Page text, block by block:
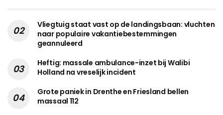
Vliegtuig staat vast op de landingsbaan: vluchten
naar populaire vakantiebestemmingen
geannuleerd
Heftig: massale ambulance-inzet bij Walibi
Holland na vreselijk incident
Grote paniek in Drenthe en Friesland bellen
massaal 112